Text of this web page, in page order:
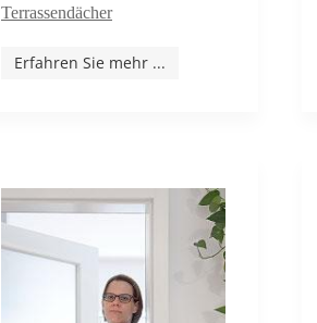
Terrassendächer
Erfahren Sie mehr ...